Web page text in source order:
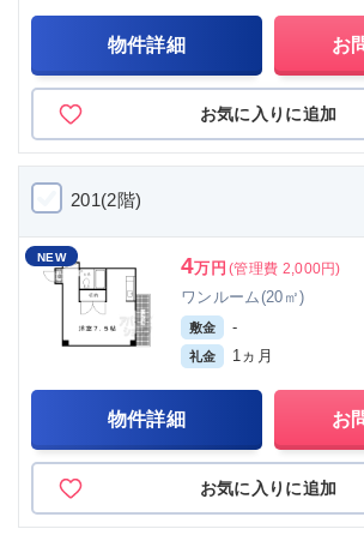
物件詳細 お
お気に入りに追加
201(2階)
NEW 4万円 (管理費 2,000円)
ワンルーム(20㎡)
敷金 -
礼金 1ヵ月
物件詳細 お
お気に入りに追加